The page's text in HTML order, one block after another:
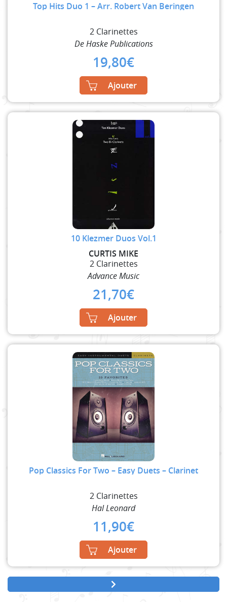
Top Hits Duo 1 – Arr. Robert Van Beringen
2 Clarinettes
De Haske Publications
19,80€
Ajouter
10 Klezmer Duos Vol.1
CURTIS MIKE
2 Clarinettes
Advance Music
21,70€
Ajouter
Pop Classics For Two – Easy Duets – Clarinet
2 Clarinettes
Hal Leonard
11,90€
Ajouter